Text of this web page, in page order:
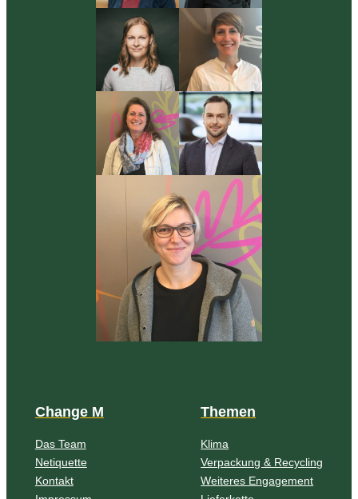
Change M
Das Team
Netiquette
Kontakt
Themen
Klima
Verpackung & Recycling
Weiteres Engagement